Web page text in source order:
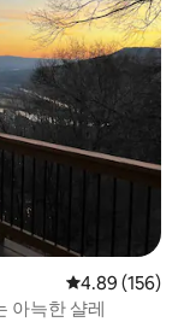
평점 4.89점(5
4.89 (156)
아늑한 샬레